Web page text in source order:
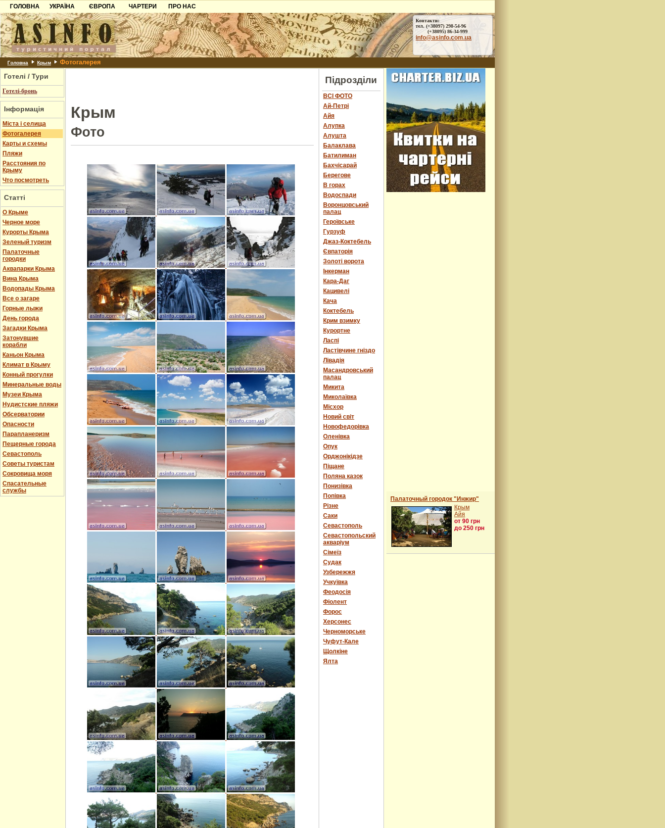
ГОЛОВНА
УКРАЇНА
Карпати
Азов
Причорноморря
Шацьк
ЄВРОПА
Чорногорія
Хорватія
Болгарія
Албанія
ЧАРТЕРИ
ПРО НАС
Контакти
Партнерам
Додати готель
Контакти:
тел. (+38097) 298-54-96
(+38095) 86-34-999
info@asinfo.com.ua
Головна Крым Фотогалерея
Готелі / Тури
Готелі-бронь
Інформація
Міста і селища
Фотогалерея
Карты и схемы
Пляжи
Расстояния по
Крыму
Что посмотреть
Статті
О Крыме
Черное море
Курорты Крыма
Зеленый туризм
Палаточные
городки
Аквапарки Крыма
Вина Крыма
Водопады Крыма
Все о загаре
Горные лыжи
День города
Загадки Крыма
Затонувшие
корабли
Каньон Крыма
Климат в Крыму
Конный прогулки
Минеральные воды
Музеи Крыма
Нудистские пляжи
Обсерватории
Опасности
Парапланеризм
Пещерные города
Севастополь
Советы туристам
Сокровища моря
Спасательные
службы
Крым
Фото
Підрозділи
ВСІ ФОТО
Ай-Петрі
Айя
Алупка
Алушта
Балаклава
Батилиман
Бахчісарай
Берегове
В горах
Водоспади
Воронцовський
палац
Героївське
Гурзуф
Джаз-Коктебель
Євпаторія
Золоті ворота
Інкерман
Кара-Даг
Кацивелі
Кача
Коктебель
Крим взимку
Курортне
Ласпі
Ластівчине гніздо
Лівадія
Масандровський
палац
Микита
Миколаївка
Місхор
Новий світ
Новофедорівка
Оленівка
Опук
Орджонікідзе
Піщане
Поляна казок
Понизівка
Попівка
Різне
Саки
Севастополь
Севастопольский
акваріум
Сімеїз
Судак
Узбережжя
Учкуївка
Феодосія
Фіолент
Форос
Херсонес
Черноморське
Чуфут-Кале
Щолкіне
Ялта
Палаточный городок "Инжир"
Крым
Айя
от 90 грн
до 250 грн